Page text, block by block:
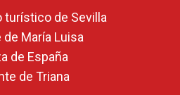
turístico de Sevilla
de María Luisa
de España
de Triana